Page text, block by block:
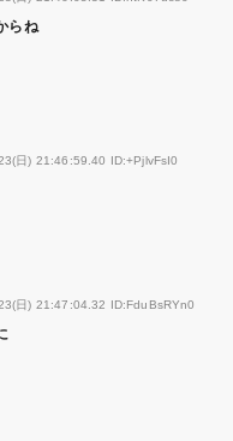
らね
日) 21:46:59.40 ID:+PjlvFsI0
日) 21:47:04.32 ID:FduBsRYn0